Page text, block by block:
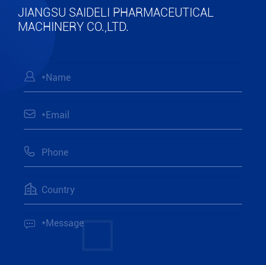
JIANGSU SAIDELI PHARMACEUTICAL
MACHINERY CO.,LTD.




